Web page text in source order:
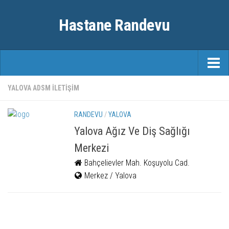
Hastane Randevu
ANASAYFA
RANDEVU
YALOVA ADSM ILETIŞIM
RANDEVU /YALOVA
Yalova Ağız Ve Diş Sağlığı
Merkezi
Bahçelievler Mah. Koşuyolu Cad.
Merkez / Yalova